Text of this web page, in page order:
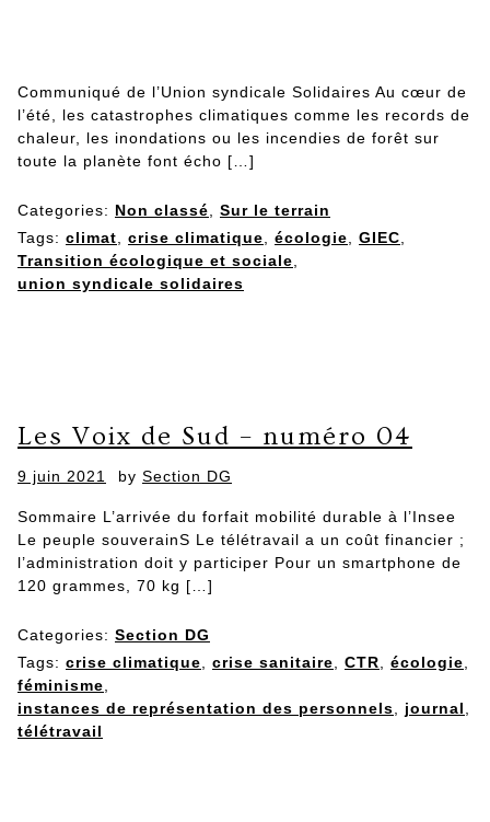
Communiqué de l’Union syndicale Solidaires Au cœur de
l’été, les catastrophes climatiques comme les records de
chaleur, les inondations ou les incendies de forêt sur
toute la planète font écho […]
Categories: Non classé
Sur le terrain
Tags: climat crise climatique écologie GIEC
Transition écologique et sociale
union syndicale solidaires
Les Voix de Sud – numéro 04
Posted
9 juin 2021 by Section DG
Sommaire L’arrivée du forfait mobilité durable à l’Insee
Le peuple souverainS Le télétravail a un coût financier ;
l’administration doit y participer Pour un smartphone de
120 grammes, 70 kg […]
Categories: Section DG
Tags: crise climatique crise sanitaire CTR écologie
féminisme
instances de représentation des personnels
journal
télétravail